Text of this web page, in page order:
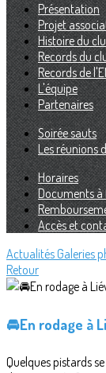
Présentation
Projet
Histoire du
Records du
Records de
L'équipe
Partenaires
Soirée sauts
Les réunions
Horaires
Documents
Accès et
Actualités Galeries
Retour
🚘En rodage à
Quelques pistards